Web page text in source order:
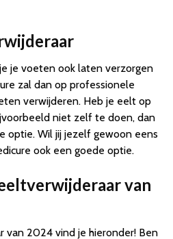
je voeten ook laten verzorgen
zal dan op professionele
verwijderen. Heb je eelt op
niet zelf te doen, dan
optie. Wil jij jezelf gewoon eens
ook een goede optie.
van
van 2024 vind je hieronder! Ben